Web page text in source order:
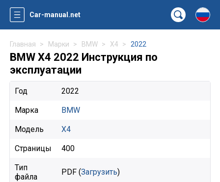
Car-manual.net
Главная Марки BMW X4 2022
BMW X4 2022 Инструкция по
эксплуатации
Год 2022
Марка BMW
Модель X4
Страницы 400
Тип
файла
PDF (Загрузить)